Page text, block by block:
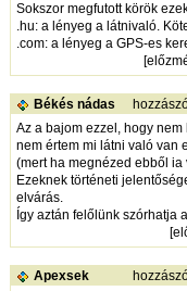
Sokszor megfutott körök
.hu: a lényeg a látnivaló.
.com: a lényeg a GPS-es
[
Békés nádas
Az a bajom ezzel, hogy
nem értem mi látni való van
(mert ha megnézed ebből ia
Ezeknek történeti
elvárás.
Így aztán felőlünk szórhatja
[
Apexsek